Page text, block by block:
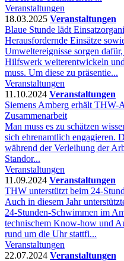
Veranstaltungen
18.03.2025 Veranstaltungen
Blaue Stunde lädt
Herausfordernde Einsätze
Umweltereignisse sorgen
Hilfswerk weiterentwickeln
muss. Um diese zu präsentie...
Veranstaltungen
11.10.2024 Veranstaltungen
Siemens Amberg erhält THW-
Zusammenarbeit
Man muss es zu schätzen
sich ehrenamtlich engagieren.
während der Verleihung der
Standor...
Veranstaltungen
11.09.2024 Veranstaltungen
THW unterstützt beim 24-
Auch in diesem Jahr
24-Stunden-Schwimmen im
technischem Know-how und
rund um die Uhr stattfi...
Veranstaltungen
22.07.2024 Veranstaltungen